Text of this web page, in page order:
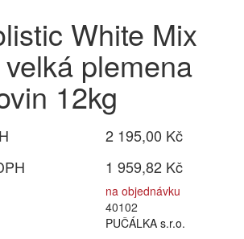
White Mix
plemena
12kg
2 195,00 Kč
1 959,82 Kč
na objednávku
40102
PUČÁLKA s.r.o.